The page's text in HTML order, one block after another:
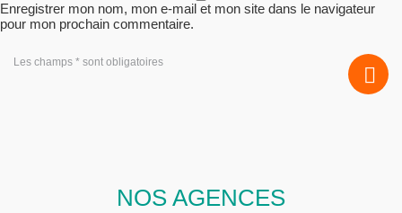
Enregistrer mon nom, mon e-mail et mon site dans le navigateur
pour mon prochain commentaire.
Les champs * sont obligatoires
NOS AGENCES